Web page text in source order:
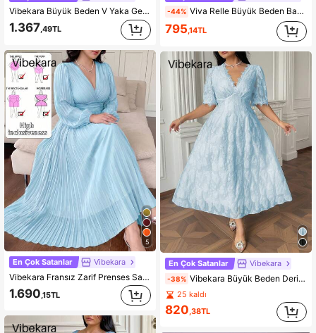
Vibekara Büyük Beden V Yaka Geniş Kol Volanlı Kısa Kol Pileli A Kesim Jakarlı Kumaş Zarif Vintage Şirin Tatil Günlük Kadın Elbisesi
1.367,49TL
5
En Çok Satanlar Vibekara
Vibekara Fransız Zarif Prenses Sarayı Tarzı Pileli Fırfırlı Kollu A Kesim Tatil Düğün Nedime Parti Elbisesi, Düz Sarı, Büyük Beden
1.690 ,15TL
-44% Viva Relle Büyük Beden Bahar, Yaz, Güz Yeni Tatil Şık Şifon Tasarımlı V Yaka Fırfırlı Kol Asimetrik Etekli Elbise, Beli Oturan Kloş Etekli Prenses Güneş Elbisesi
795,14TL
En Çok Satanlar Vibekara
-38% Vibekara Büyük Beden Derin V Yaka Kısa Puf Kollu Çiçekli Dantel Detaylı Gül Dokulu Kesik Detaylı Zarif Minimalist Vintage Saray Tarzı Kokteyl Partisi Düğün Davetlisi Nedime Elbisesi Kadınlar İçin
25 kaldı
820,38TL